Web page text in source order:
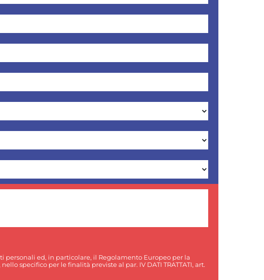
ed, in particolare, il Regolamento Europeo per la
specifico per le finalità previste al par. IV DATI TRATTATI, art.